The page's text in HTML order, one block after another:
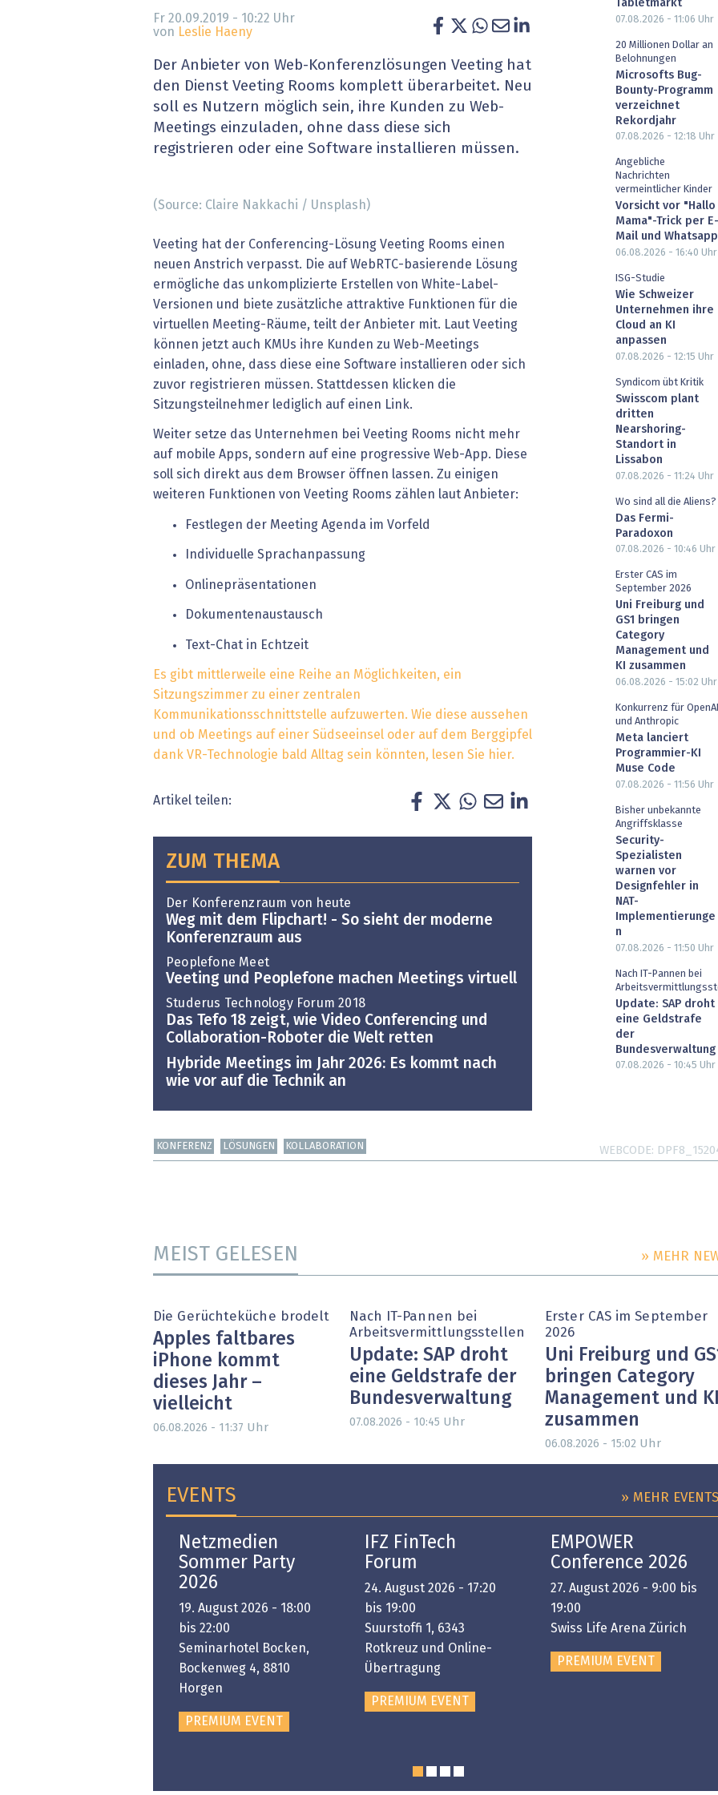
» alle News Gesundheit wird digital
Blockchain
EU-DSGVO
XaaS, Managed Services & Co.
» alle Dossiers
IT for Health
Artificial Intelligence
Finance 2030
Fintech & Insurtech
Professional AV & Digital Signage
Fr 20.09.2019 - 10:22 Uhr
von Leslie Haeny
Der Anbieter von Web-Konferenzlösungen Veeting hat
den Dienst Veeting Rooms komplett überarbeitet. Neu
soll es Nutzern möglich sein, ihre Kunden zu Web-
Meetings einzuladen, ohne dass diese sich
registrieren oder eine Software installieren müssen.
(Source: Claire Nakkachi / Unsplash)
Veeting hat der Conferencing-Lösung Veeting Rooms einen
neuen Anstrich verpasst. Die auf WebRTC-basierende Lösung
ermögliche das unkomplizierte Erstellen von White-Label-
Versionen und biete zusätzliche attraktive Funktionen für die
virtuellen Meeting-Räume, teilt der Anbieter mit. Laut Veeting
können jetzt auch KMUs ihre Kunden zu Web-Meetings
einladen, ohne, dass diese eine Software installieren oder sich
zuvor registrieren müssen. Stattdessen klicken die
Sitzungsteilnehmer lediglich auf einen Link.
Weiter setze das Unternehmen bei Veeting Rooms nicht mehr
auf mobile Apps, sondern auf eine progressive Web-App. Diese
soll sich direkt aus dem Browser öffnen lassen. Zu einigen
weiteren Funktionen von Veeting Rooms zählen laut Anbieter:
Festlegen der Meeting Agenda im Vorfeld
Individuelle Sprachanpassung
Onlinepräsentationen
Dokumentenaustausch
Text-Chat in Echtzeit
Es gibt mittlerweile eine Reihe an Möglichkeiten, ein
Sitzungszimmer zu einer zentralen
Kommunikationsschnittstelle aufzuwerten. Wie diese aussehen
und ob Meetings auf einer Südseeinsel oder auf dem Berggipfel
dank VR-Technologie bald Alltag sein könnten, lesen Sie hier.
Artikel teilen:
ZUM THEMA
Der Konferenzraum von heute
Weg mit dem Flipchart! - So sieht der moderne
Konferenzraum aus
Peoplefone Meet
Veeting und Peoplefone machen Meetings virtuell
Studerus Technology Forum 2018
Das Tefo 18 zeigt, wie Video Conferencing und
Collaboration-Roboter die Welt retten
Hybride Meetings im Jahr 2026: Es kommt nach
wie vor auf die Technik an
Tabletmarkt
07.08.2026 - 11:06 Uhr
20 Millionen Dollar an
Belohnungen
Microsofts Bug-
Bounty-Programm
verzeichnet
Rekordjahr
07.08.2026 - 12:18 Uhr
Angebliche
Nachrichten
vermeintlicher Kinder
Vorsicht vor "Hallo
Mama"-Trick per E-
Mail und Whatsapp
06.08.2026 - 16:40 Uhr
ISG-Studie
Wie Schweizer
Unternehmen ihre
Cloud an KI
anpassen
07.08.2026 - 12:15 Uhr
Syndicom übt Kritik
Swisscom plant
dritten
Nearshoring-
Standort in
Lissabon
07.08.2026 - 11:24 Uhr
Wo sind all die Aliens?
Das Fermi-
Paradoxon
07.08.2026 - 10:46 Uhr
Erster CAS im
September 2026
Uni Freiburg und
GS1 bringen
Category
Management und
KI zusammen
06.08.2026 - 15:02 Uhr
Konkurrenz für OpenAI
und Anthropic
Meta lanciert
Programmier-KI
Muse Code
07.08.2026 - 11:56 Uhr
Bisher unbekannte
Angriffsklasse
Security-
Spezialisten
warnen vor
Designfehler in
NAT-
Implementierunge
n
07.08.2026 - 11:50 Uhr
Nach IT-Pannen bei
Update: SAP droht
eine Geldstrafe
der
Bundesverwaltung
07.08.2026 - 10:45 Uhr
KONFERENZ LÖSUNGEN KOLLABORATION WEBCODE
MEIST GELESEN » MEHR
Die Gerüchteküche brodelt
Apples faltbares
iPhone kommt
dieses Jahr –
vielleicht
06.08.2026 - 11:37 Uhr
Nach IT-Pannen bei
Arbeitsvermittlungsstellen
Update: SAP droht
eine Geldstrafe der
Bundesverwaltung
07.08.2026 - 10:45 Uhr
Erster CAS im September
2026
Uni Freiburg und
bringen Category
Management und KI
zusammen
06.08.2026 - 15:02 Uhr
EVENTS » MEHR EVENTS
Netzmedien
Sommer Party
2026
19. August 2026 - 18:00
bis 22:00
Seminarhotel Bocken,
Bockenweg 4, 8810
Horgen
PREMIUM EVENT
IFZ FinTech
Forum
24. August 2026 - 17:20
bis 19:00
Suurstoffi 1, 6343
Rotkreuz und Online-
Übertragung
PREMIUM EVENT
EMPOWER
Conference 2026
27. August 2026 - 9:00 bis
19:00
Swiss Life Arena Zürich
PREMIUM EVENT